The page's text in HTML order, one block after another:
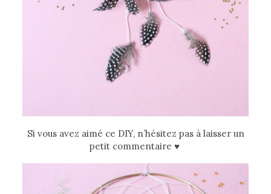
Si vous avez aimé ce DIY, n’hésitez pas à laisser un
petit commentaire ♥